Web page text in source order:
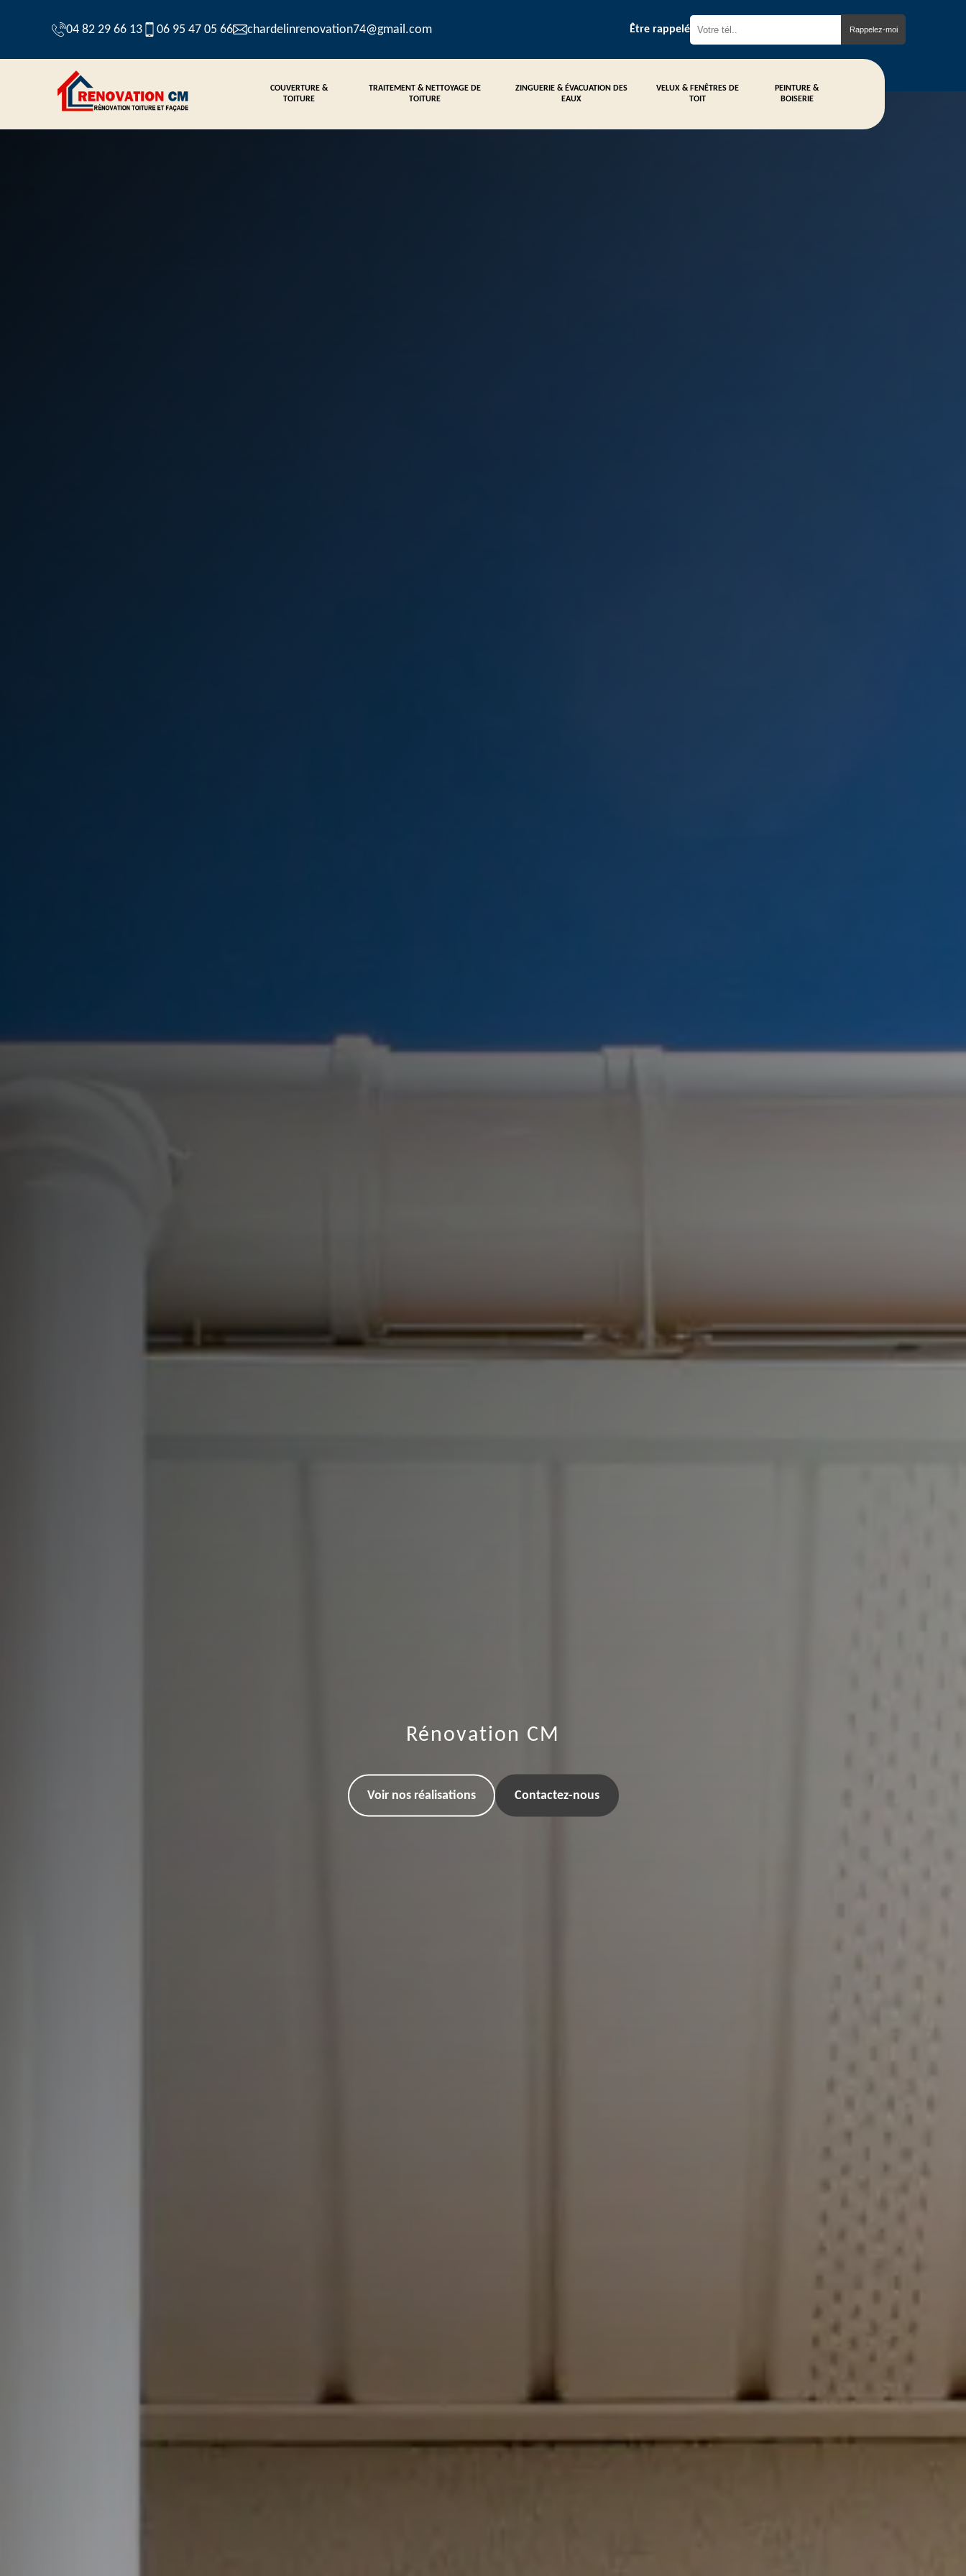
04 82 29 66 13 06 95 47 05 66 chardelinrenovation74@gmail.com Être rappelé
COUVERTURE &
TOITURE
TRAITEMENT & NETTOYAGE DE
TOITURE
ZINGUERIE & ÉVACUATION DES
EAUX
VELUX & FENÊTRES DE
TOIT
PEINTURE &
BOISERIE
Rénovation CM
Voir nos réalisations Contactez-nous